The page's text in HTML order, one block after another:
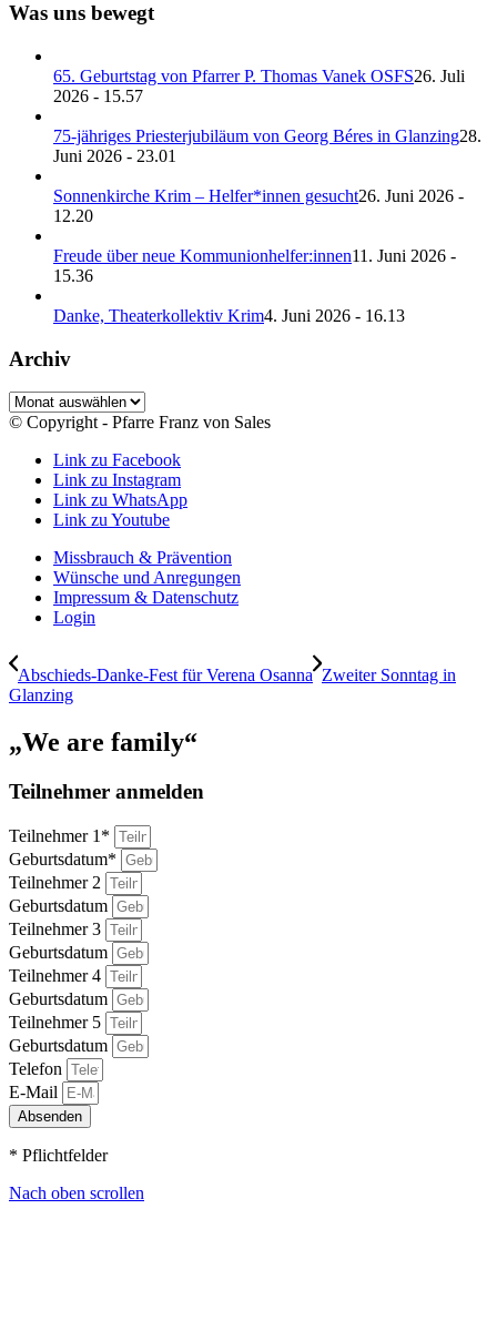
Was uns bewegt
65. Geburtstag von Pfarrer P. Thomas Vanek OSFS26. Juli
2026 - 15.57
75-jähriges Priesterjubiläum von Georg Béres in Glanzing28.
Juni 2026 - 23.01
Sonnenkirche Krim – Helfer*innen gesucht26. Juni 2026 -
12.20
Freude über neue Kommunionhelfer:innen11. Juni 2026 -
15.36
Danke, Theaterkollektiv Krim4. Juni 2026 - 16.13
Archiv
Archiv
© Copyright - Pfarre Franz von Sales
Link zu Facebook
Link zu Instagram
Link zu WhatsApp
Link zu Youtube
Missbrauch & Prävention
Wünsche und Anregungen
Impressum & Datenschutz
Login
Abschieds-Danke-Fest für Verena Osanna Zweiter Sonntag in
Glanzing
„We are family“
Teilnehmer anmelden
Teilnehmer 1*
Geburtsdatum*
Teilnehmer 2
Geburtsdatum
Teilnehmer 3
Geburtsdatum
Teilnehmer 4
Geburtsdatum
Teilnehmer 5
Geburtsdatum
Telefon
E-Mail
Absenden
* Pflichtfelder
Nach oben scrollen